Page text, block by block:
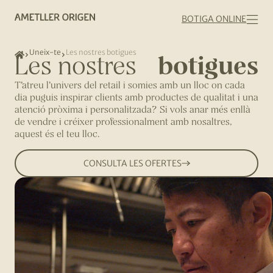
BOTIGA ONLINE
Uneix-te Les nostres botigues
Les nostres botigues
T’atreu l’univers del retail i somies amb un lloc on cada
dia puguis inspirar clients amb productes de qualitat i una
atenció pròxima i personalitzada? Si vols anar més enllà
de vendre i créixer professionalment amb nosaltres,
aquest és el teu lloc.
CONSULTA LES OFERTES